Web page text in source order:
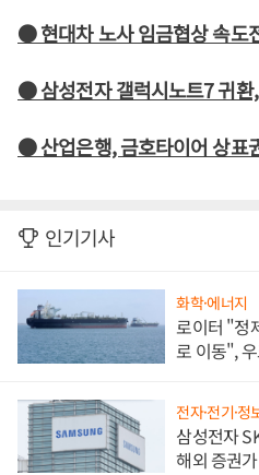
● 현대차 노사 임금협상 속도
● 삼성전자 갤럭시노트7 귀환
● 산업은행, 금호타이어 상표
인기기사
화학·에너지
로이터 "정
로 이동",
전자·전기·정
삼성전자
해외 증권